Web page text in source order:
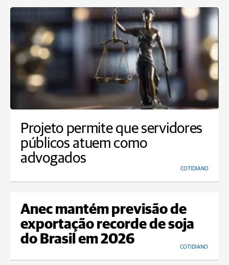
Projeto permite que servidores
públicos atuem como
advogados
COTIDIANO
Anec mantém previsão de
exportação recorde de soja
do Brasil em 2026
COTIDIANO